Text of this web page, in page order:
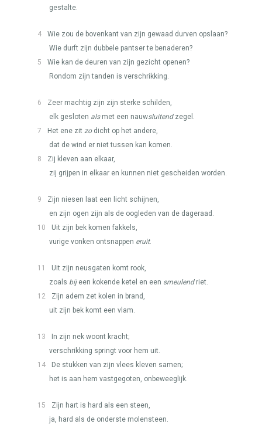
gestalte.
4
Wie zou de bovenkant van zijn gewaad durven opslaan?
Wie durft zijn dubbele pantser te benaderen?
5
Wie kan de deuren van zijn gezicht openen?
Rondom zijn tanden is verschrikking.
6
Zeer machtig zijn zijn sterke schilden,
elk gesloten alsmet een nauwsluitendzegel.
7
Het ene zit zodicht op het andere,
dat de wind er niet tussen kan komen.
8
Zij kleven aan elkaar,
zij grijpen in elkaar en kunnen niet gescheiden worden.
9
Zijn niesen laat een licht schijnen,
en zijn ogen zijn als de oogleden van de dageraad.
10
Uit zijn bek komen fakkels,
vurige vonken ontsnappen eruit.
11
Uit zijn neusgaten komt rook,
zoals bijeen kokende ketel en een smeulendriet.
12
Zijn adem zet kolen in brand,
uit zijn bek komt een vlam.
13
In zijn nek woont kracht;
verschrikking springt voor hem uit.
14
De stukken van zijn vlees kleven samen;
het is aan hem vastgegoten, onbeweeglijk.
15
Zijn hart is hard als een steen,
ja, hard als de onderste molensteen.